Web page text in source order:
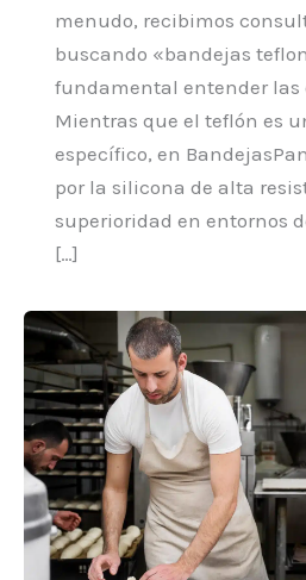
menudo, recibimos
buscando «bandejas
fundamental entender las
Mientras que el teflón es
específico, en
por la silicona de alta
superioridad en entornos
[…]